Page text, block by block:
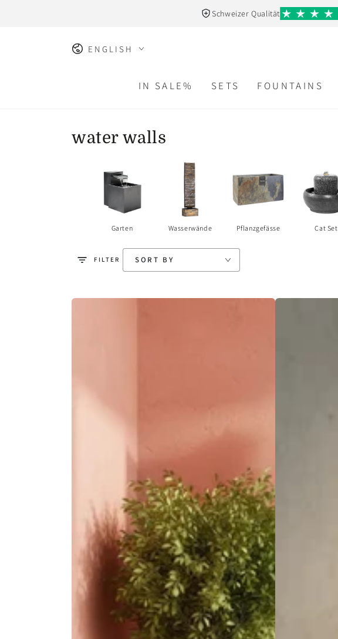
Schweizer Qualität
LanguageENGLISH
IN SALE% SETS FOUNTAINS
Collection:
water walls
Garten Wasserwände Pflanzgefässe Cat Set
SORT BY
FILTER